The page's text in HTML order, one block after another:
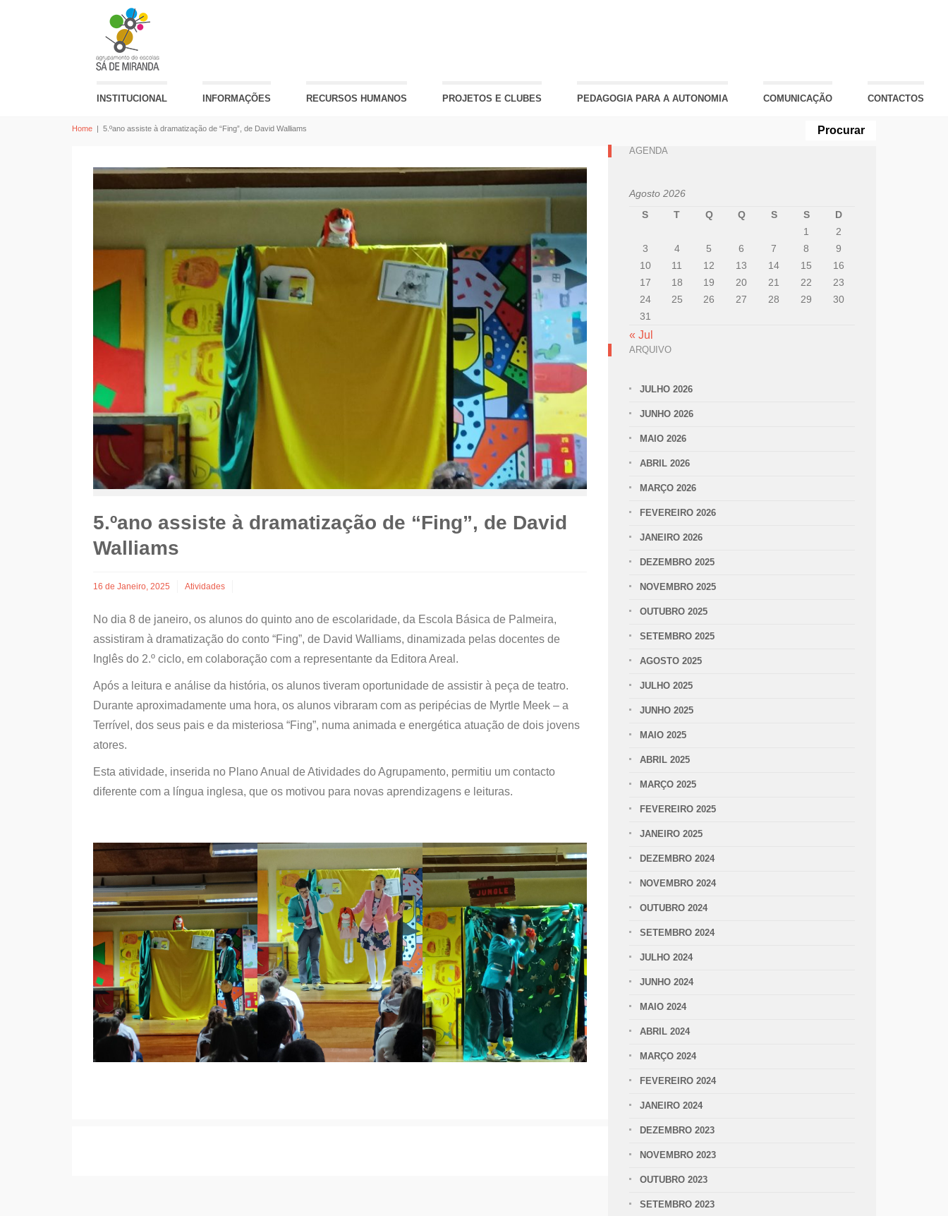
INSTITUCIONAL INFORMAÇÕES RECURSOS HUMANOS PROJETOS E CLUBES PEDAGOGIA PARA A AUTONOMIA COMUNICAÇÃO CONTACTOS
Home | 5.ºano assiste à dramatização de “Fing”, de David Walliams
5.ºano assiste à dramatização de “Fing”, de David
Walliams
16 de Janeiro, 2025 Atividades
No dia 8 de janeiro, os alunos do quinto ano de escolaridade, da Escola Básica de Palmeira,
assistiram à dramatização do conto “Fing”, de David Walliams, dinamizada pelas docentes de
Inglês do 2.º ciclo, em colaboração com a representante da Editora Areal.
Após a leitura e análise da história, os alunos tiveram oportunidade de assistir à peça de teatro.
Durante aproximadamente uma hora, os alunos vibraram com as peripécias de Myrtle Meek – a
Terrível, dos seus pais e da misteriosa “Fing”, numa animada e energética atuação de dois jovens
atores.
Esta atividade, inserida no Plano Anual de Atividades do Agrupamento, permitiu um contacto
diferente com a língua inglesa, que os motivou para novas aprendizagens e leituras.
AGENDA
Agosto 2026
S
T Q Q S S
D
1
2
3
4 5 6 7 8
9
10
11 12 13 14 15
16
17
18 19 20 21 22
23
24
25 26 27 28 29
30
31
« Jul
ARQUIVO
JULHO 2026
JUNHO 2026
MAIO 2026
ABRIL 2026
MARÇO 2026
FEVEREIRO 2026
JANEIRO 2026
DEZEMBRO 2025
NOVEMBRO 2025
OUTUBRO 2025
SETEMBRO 2025
AGOSTO 2025
JULHO 2025
JUNHO 2025
MAIO 2025
ABRIL 2025
MARÇO 2025
FEVEREIRO 2025
JANEIRO 2025
DEZEMBRO 2024
NOVEMBRO 2024
OUTUBRO 2024
SETEMBRO 2024
JULHO 2024
JUNHO 2024
MAIO 2024
ABRIL 2024
MARÇO 2024
FEVEREIRO 2024
JANEIRO 2024
DEZEMBRO 2023
NOVEMBRO 2023
OUTUBRO 2023
SETEMBRO 2023